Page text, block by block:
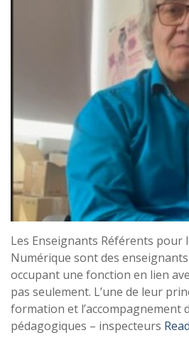
Les Enseignants Référents pour
Numérique sont des
occupant une fonction en lien
pas seulement. L’une de leur
formation et l’accompagnement
pédagogiques – inspecteurs